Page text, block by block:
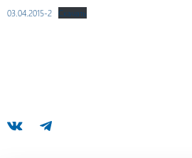
03.04.2015-2 Скачать